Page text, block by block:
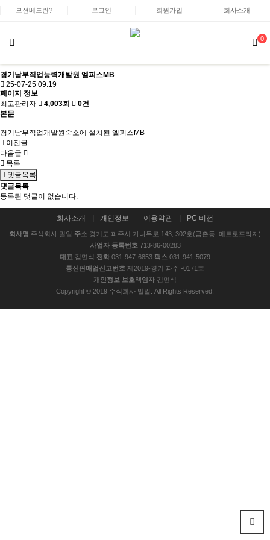
모션베드란? 로그인 회원가입 회사소개
0
경기남부직업능력개발원 엘피스MB
25-07-25 09:19
페이지 정보
최고관리자
4,003회
0건
본문
경기남부직업개발원숙소에 설치된 엘피스MB
이전글
다음글
목록
댓글목록
댓글목록
등록된 댓글이 없습니다.
회사소개 개인정보 이용약관 PC 버전
회사명 주식회사 밀알 주소 경기도 파주시 가나무로 143, 302호(금촌동, 메트로프라자)
사업자 등록번호 713-86-00283
대표 김면식 전화 031-947-6853 팩스 031-941-5079
통신판매업신고번호 제2019-경기 파주 -0171호
개인정보 보호책임자 김면식
Copyright © 2019 주식회사 밀알. All Rights Reserved.